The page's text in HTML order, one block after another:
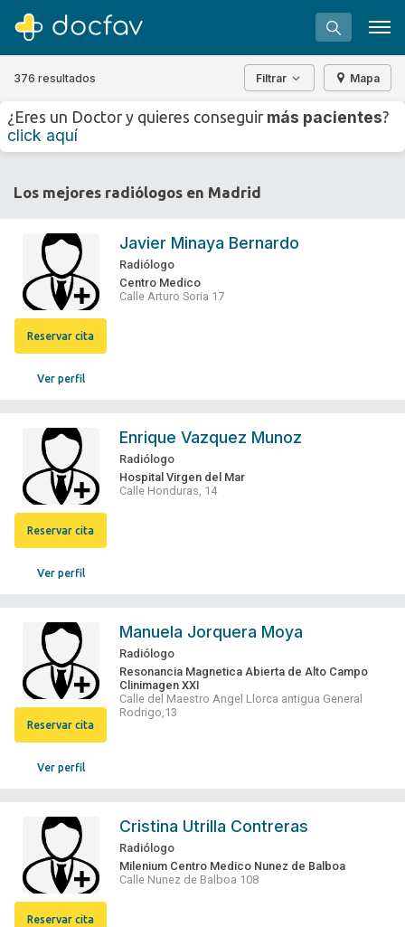
Software para clínicas
¿Eres un doctor?
376 resultados Filtrar Mapa
¿Eres un Doctor y quieres conseguir más pacientes?
click aquí
Los mejores radiólogos en Madrid
Ver perfil
Reservar cita
Javier Minaya Bernardo
Radiólogo
Centro Medico
Calle Arturo Soria 17
Ver perfil
Reservar cita
Enrique Vazquez Munoz
Radiólogo
Hospital Virgen del Mar
Calle Honduras, 14
Ver perfil
Reservar cita
Manuela Jorquera Moya
Radiólogo
Resonancia Magnetica Abierta de Alto Campo
Clinimagen XXI
Calle del Maestro Angel Llorca antigua General
Rodrigo,13
Reservar cita
Cristina Utrilla Contreras
Radiólogo
Milenium Centro Medico Nunez de Balboa
Calle Nunez de Balboa 108
+ −
⇧
»
©OpenStreetMapcontributors.